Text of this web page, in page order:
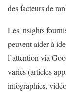
des facteurs de
Les insights
peuvent aider à
l’attention via
variés (articles
infographies,